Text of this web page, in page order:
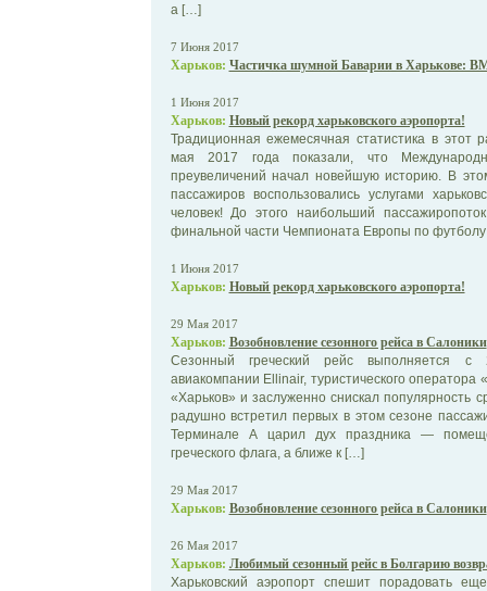
а […]
7 Июня 2017
Харьков: Частичка шумной Баварии в Харькове:
1 Июня 2017
Харьков: Новый рекорд харьковского аэропорта!
Традиционная ежемесячная статистика в этот
мая 2017 года показали, что
преувеличений начал новейшую историю. В
пассажиров воспользовались услугами
человек! До этого наибольший
финальной части Чемпионата Европы по
1 Июня 2017
Харьков: Новый рекорд харьковского аэропорта!
29 Мая 2017
Харьков: Возобновление сезонного рейса в Салоники
Сезонный греческий рейс выполняется с
авиакомпании Ellinair, туристического
«Харьков» и заслуженно снискал популярность
радушно встретил первых в этом сезоне
Терминале А царил дух праздника —
греческого флага, а ближе к […]
29 Мая 2017
Харьков: Возобновление сезонного рейса в Салоники
26 Мая 2017
Харьков: Любимый сезонный рейс в Болгарию
Харьковский аэропорт спешит порадовать